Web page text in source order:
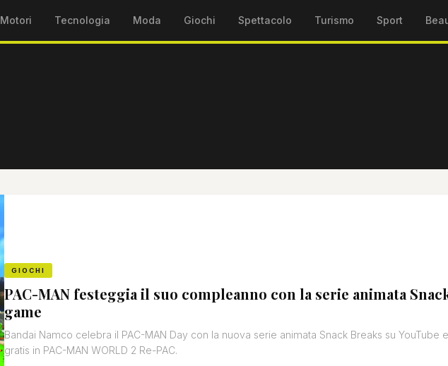
Motori Tecnologia Moda Giochi Spettacolo Turismo Sport
GIOCHI
PAC-MAN festeggia il suo compleanno con la serie animata
game
Bandai Namco celebra il PAC-MAN Day con la nuova serie animata Snack Breaks su
gratis in PAC-MAN WORLD 2 Re-PAC.